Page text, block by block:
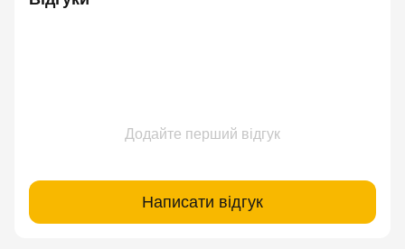
Додайте перший відгук
Написати відгук